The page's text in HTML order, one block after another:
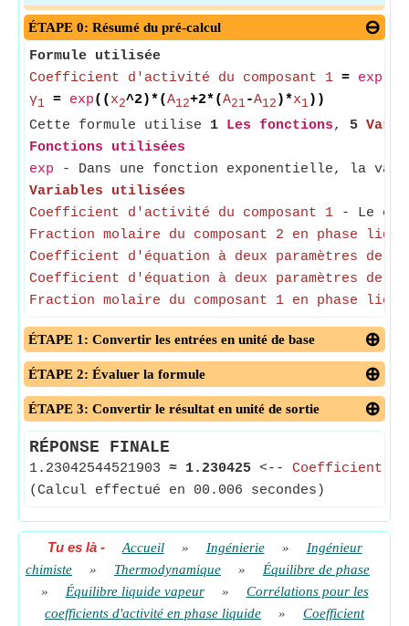
ÉTAPE 0: Résumé du pré-calcul
Formule utilisée
Coefficient d'activité du composant 1 = exp
γ1 = exp(( x2^2)*(A12+2*(A21-A12 )*x1 ))
Cette formule utilise 1 Les fonctions, 5
Fonctions utilisées
exp - Dans une fonction exponentielle, la
Variables utilisées
Coefficient d'activité du composant 1 - Le
Fraction molaire du composant 2 en phase
Coefficient d'équation à deux paramètres de
Coefficient d'équation à deux paramètres de
Fraction molaire du composant 1 en phase
ÉTAPE 1: Convertir les entrées en unité de base
ÉTAPE 2: Évaluer la formule
ÉTAPE 3: Convertir le résultat en unité de sortie
RÉPONSE FINALE
1.23042544521903 ≈ 1.230425 <-- Coefficient
(Calcul effectué en 00.006 secondes)
Tu es là- Accueil » Ingénierie »
Ingénieur
chimiste
» Thermodynamique »
Équilibre de phase
»
Équilibre liquide vapeur »
Corrélations pour les
coefficients d'activité en phase liquide
» Coefficient